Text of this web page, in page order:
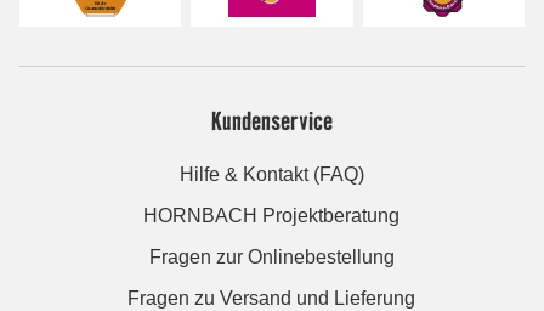
Kundenservice
Hilfe & Kontakt (FAQ)
HORNBACH Projektberatung
Fragen zur Onlinebestellung
Fragen zu Versand und Lieferung